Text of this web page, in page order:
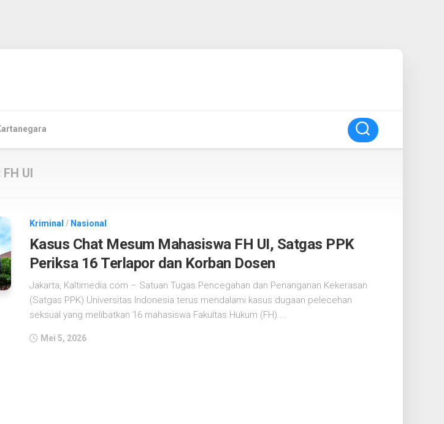
FH UI
Kriminal / Nasional
Kasus Chat Mesum Mahasiswa FH UI, Satgas PPK
Periksa 16 Terlapor dan Korban Dosen
Jakarta, Kaltimedia.com – Satuan Tugas Pencegahan dan Penanganan Kekerasan
(Satgas PPK) Universitas Indonesia terus mendalami kasus dugaan pelecehan
seksual yang melibatkan 16 mahasiswa Fakultas Hukum (FH)....
Mei 5, 2026